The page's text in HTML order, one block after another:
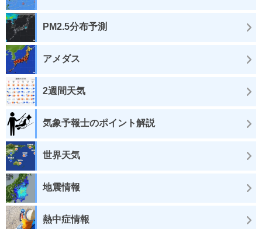
PM2.5分布予測
アメダス
2週間天気
気象予報士のポイント解説
世界天気
地震情報
熱中症情報